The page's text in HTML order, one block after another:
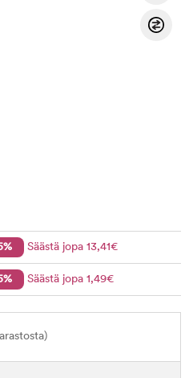
Säästä jopa 13,41€
Säästä jopa 1,49€